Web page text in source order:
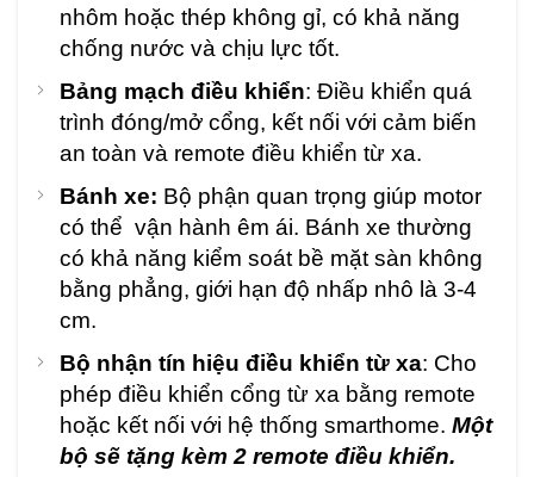
nhôm hoặc thép không gỉ, có khả năng
chống nước và chịu lực tốt.
Bảng mạch điều khiển: Điều khiển quá
trình đóng/mở cổng, kết nối với cảm biến
an toàn và remote điều khiển từ xa.
Bánh xe: Bộ phận quan trọng giúp motor
có thể vận hành êm ái. Bánh xe thường
có khả năng kiểm soát bề mặt sàn không
bằng phẳng, giới hạn độ nhấp nhô là 3-4
cm.
Bộ nhận tín hiệu điều khiển từ xa: Cho
phép điều khiển cổng từ xa bằng remote
hoặc kết nối với hệ thống smarthome. Một
bộ sẽ tặng kèm 2 remote điều khiển.